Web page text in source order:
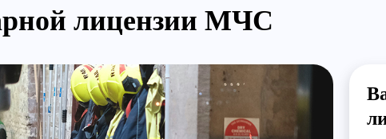
лицензии МЧС